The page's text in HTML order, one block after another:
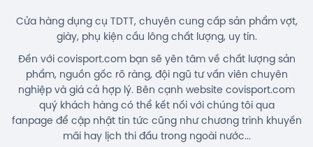
Cửa hàng dụng cụ TDTT, chuyên cung cấp sản phẩm vợt,
giày, phụ kiện cầu lông chất lượng, uy tín.
Đến với covisport.com bạn sẽ yên tâm về chất lượng sản
phẩm, nguồn gốc rõ ràng, đội ngũ tư vấn viên chuyên
nghiệp và giá cả hợp lý. Bên cạnh website covisport.com
quý khách hàng có thể kết nối với chúng tôi qua
fanpage để cập nhật tin tức cũng như chương trình khuyến
mãi hay lịch thi đấu trong ngoài nước...